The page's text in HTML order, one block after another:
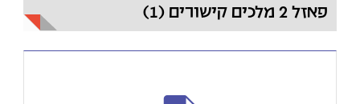
פאזל 2 מלכים קישורים (1)